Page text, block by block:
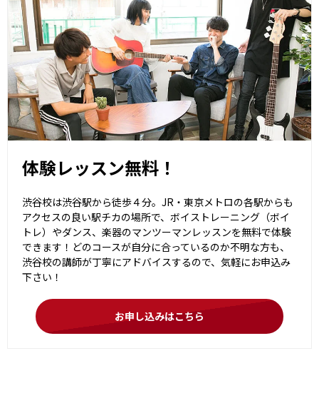
体験レッスン無料！
渋谷校は渋谷駅から徒歩４分。JR・東京メトロの各駅からも
アクセスの良い駅チカの場所で、ボイストレーニング（ボイ
トレ）やダンス、楽器のマンツーマンレッスンを無料で体験
できます！どのコースが自分に合っているのか不明な方も、
渋谷校の講師が丁寧にアドバイスするので、気軽にお申込み
下さい！
お申し込みはこちら